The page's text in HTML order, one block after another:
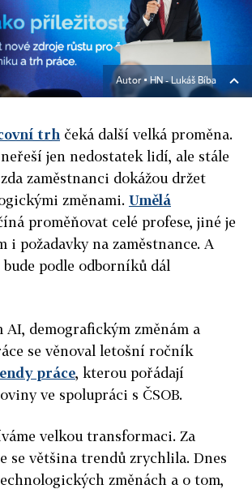
Autor ▪HN - Lukáš Bíba
trh čeká další velká proměna.
jen nedostatek lidí, ale stále
zaměstnanci dokážou držet
změnami. Umělá
proměňovat celé profese, jiné je
i požadavky na zaměstnance. A
podle odborníků dál
AI, demografickým změnám a
se věnoval letošní ročník
práce, kterou pořádají
ve spolupráci s ČSOB.
velkou transformaci. Za
se většina trendů zrychlila. Dnes
změnách a o tom,